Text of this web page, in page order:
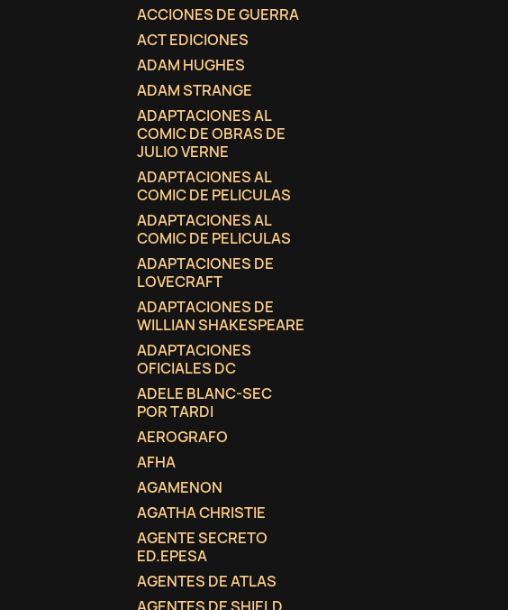
ACCIONES DE GUERRA
ACT EDICIONES
ADAM HUGHES
ADAM STRANGE
ADAPTACIONES AL
COMIC DE OBRAS DE
JULIO VERNE
ADAPTACIONES AL
COMIC DE PELICULAS
ADAPTACIONES AL
COMIC DE PELICULAS
ADAPTACIONES DE
LOVECRAFT
ADAPTACIONES DE
WILLIAN SHAKESPEARE
ADAPTACIONES
OFICIALES DC
ADELE BLANC-SEC
POR TARDI
AEROGRAFO
AFHA
AGAMENON
AGATHA CHRISTIE
AGENTE SECRETO
ED.EPESA
AGENTES DE ATLAS